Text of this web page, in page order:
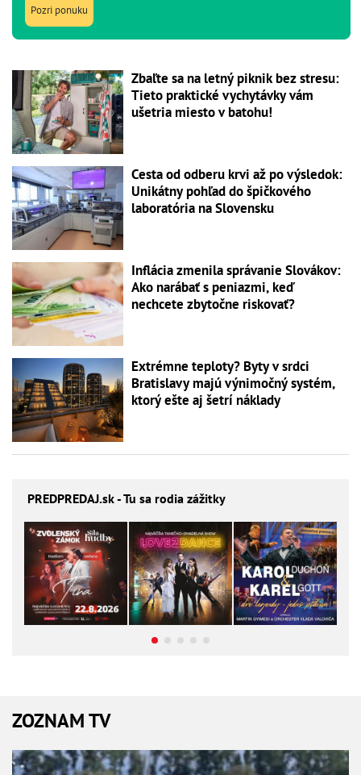
Pozri ponuku
Zbaľte sa na letný piknik bez stresu:
Tieto praktické vychytávky vám
ušetria miesto v batohu!
Cesta od odberu krvi až po výsledok:
Unikátny pohľad do špičkového
laboratória na Slovensku
Inflácia zmenila správanie Slovákov:
Ako narábať s peniazmi, keď
nechcete zbytočne riskovať?
Extrémne teploty? Byty v srdci
Bratislavy majú výnimočný systém,
ktorý ešte aj šetrí náklady
PREDPREDAJ.sk - Tu sa rodia zážitky
ZOZNAM TV